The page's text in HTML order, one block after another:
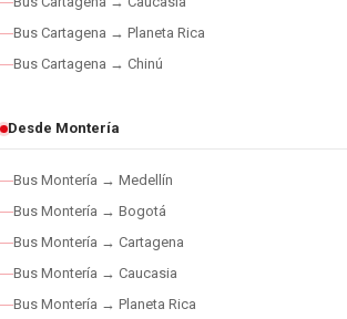
Bus Cartagena → Planeta Rica
Bus Cartagena → Chinú
Desde Montería
Bus Montería → Medellín
Bus Montería → Bogotá
Bus Montería → Cartagena
Bus Montería → Caucasia
Bus Montería → Planeta Rica